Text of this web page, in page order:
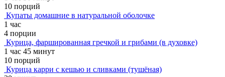
10 порций
Купаты домашние в натуральной оболочке
1 час
4 порции
Курица, фаршированная гречкой и грибами (в духовке)
1 час 45 минут
10 порций
Курица карри с кешью и сливками (тушёная)